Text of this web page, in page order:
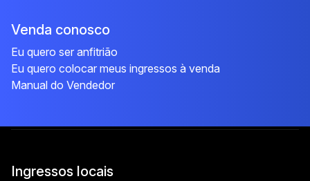
Venda conosco
Eu quero ser anfitrião
Eu quero colocar meus ingressos à venda
Manual do Vendedor
Ingressos locais